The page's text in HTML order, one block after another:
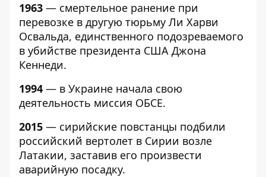
1963 — смертельное ранение при
перевозке в другую тюрьму Ли Харви
Освальда, единственного подозреваемого
в убийстве президента США Джона
Кеннеди.
1994 — в Украине начала свою
деятельность миссия ОБСЕ.
2015 — сирийские повстанцы подбили
российский вертолет в Сирии возле
Латакии, заставив его произвести
аварийную посадку.